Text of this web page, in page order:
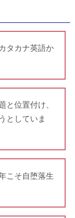
タカナ英語か
と位置付け、
としていま
こそ自堕落生